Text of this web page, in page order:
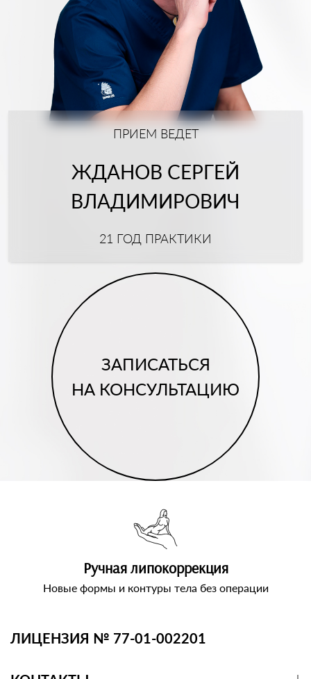
ПРИЕМ ВЕДЕТ
ЖДАНОВ СЕРГЕЙ
ВЛАДИМИРОВИЧ
21 ГОД ПРАКТИКИ
ЗАПИСАТЬСЯ
НА КОНСУЛЬТАЦИЮ
Ручная липокоррекция
Новые формы и контуры тела без операции
ЛИЦЕНЗИЯ № 77-01-002201